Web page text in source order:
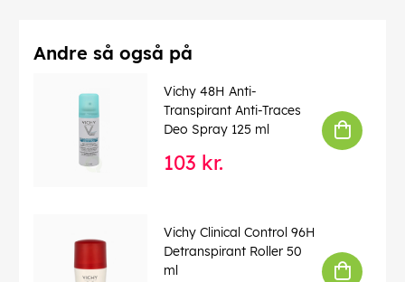
Andre så også på
Vichy 48H Anti-
Transpirant Anti-Traces
Deo Spray 125 ml
103 kr.
Vichy Clinical Control 96H
Detranspirant Roller 50
ml